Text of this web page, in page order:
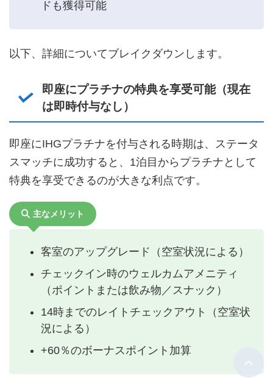
ドも獲得可能
以下、詳細についてブレイクダウンします。
即座にプラチナの特典を享受可能（現在
は即時付与なし）
即座にIHGプラチナを付与される時期は、ステータ
スマッチに成功すると、1泊目からプラチナとして
特典を享受できるのが大きな利点です。
主なメリット
客室のアップグレード（空室状況による）
チェックイン時のウェルカムアメニティ
（ポイントまたは飲み物／スナック）
14時までのレイトチェックアウト（空室状
況による）
+60％のボーナスポイント加算